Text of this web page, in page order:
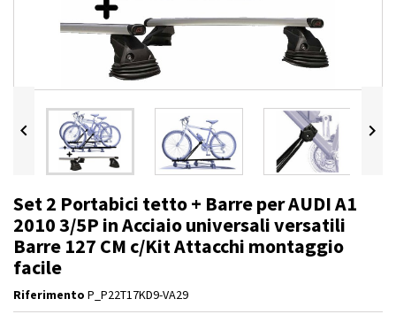
 
Set 2 Portabici tetto + Barre per AUDI A1
2010 3/5P in Acciaio universali versatili
Barre 127 CM c/Kit Attacchi montaggio
facile
Riferimento P_P22T17KD9-VA29